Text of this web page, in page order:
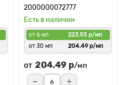
2000000072777
Есть в наличии
от 6 мп
223.93 р/мп
от 30 мп
204.49 р/мп
от 204.49 р/мп